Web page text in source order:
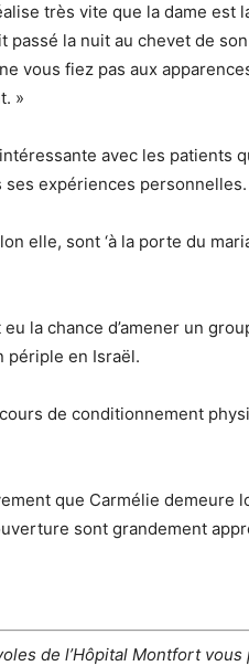
très vite que la dame est
passé la nuit au chevet de
vous fiez pas aux
»
avec les patients
expériences personnelles.
elle, sont ‘à la porte du
la chance d’amener un
périple en Israël.
de conditionnement
que Carmélie demeure
sont grandement
de l’Hôpital Montfort